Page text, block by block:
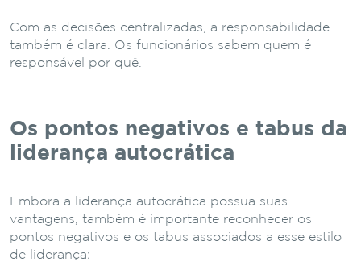
Com as decisões centralizadas, a responsabilidade
também é clara. Os funcionários sabem quem é
responsável por quê.
Os pontos negativos e tabus da
liderança autocrática
Embora a liderança autocrática possua suas
vantagens, também é importante reconhecer os
pontos negativos e os tabus associados a esse estilo
de liderança: